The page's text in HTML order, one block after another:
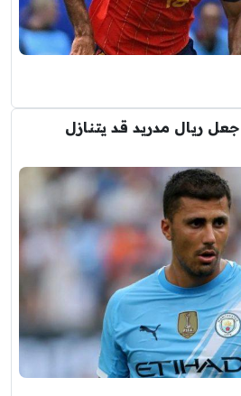
ريال مدريد قد يتنازل